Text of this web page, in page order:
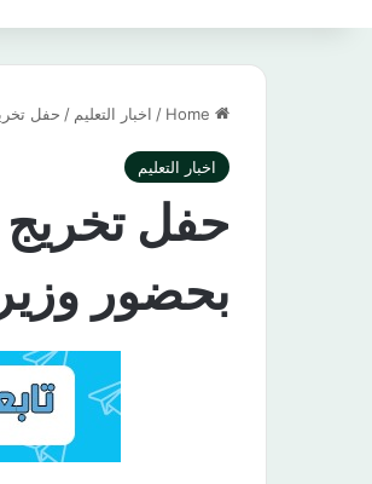
/ اخبار التعليم / حفل
اخبار التعليم
حفل
بحضور وزير